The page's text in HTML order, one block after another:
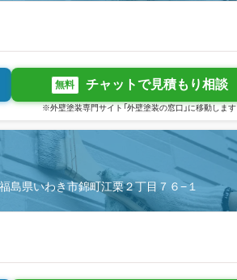
無料 チャットで見積もり相談
※外壁塗装専門サイト「外壁塗装の窓口」に移動します
島県いわき市錦町江栗２丁目７６−１